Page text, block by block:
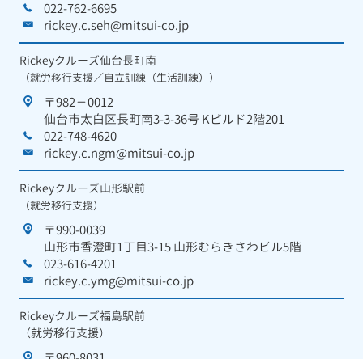
022-762-6695
rickey.c.seh@mitsui-co.jp
Rickeyクルーズ仙台長町南
（就労移行支援／自立訓練（生活訓練））
〒982－0012
仙台市太白区長町南3-3-36号 Kビルド2階201
022-748-4620
rickey.c.ngm@mitsui-co.jp
Rickeyクルーズ山形駅前
（就労移行支援）
〒990-0039
山形市香澄町1丁目3-15 山形むらきさわビル5階
023-616-4201
rickey.c.ymg@mitsui-co.jp
Rickeyクルーズ福島駅前
（就労移行支援）